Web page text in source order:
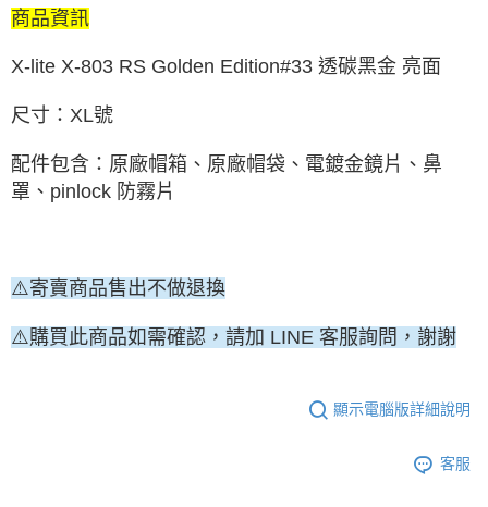
商品資訊
X-lite X-803 RS Golden Edition#33 透碳黑金 亮面
尺寸：XL號
配件包含： 原廠帽箱、原廠帽袋、電鍍金鏡片、鼻
罩、pinlock 防霧片
⚠️寄賣商品售出不做退換
⚠️購買此商品如需確認，請加 LINE 客服詢問，謝謝
顯示電腦版詳細說明
客服